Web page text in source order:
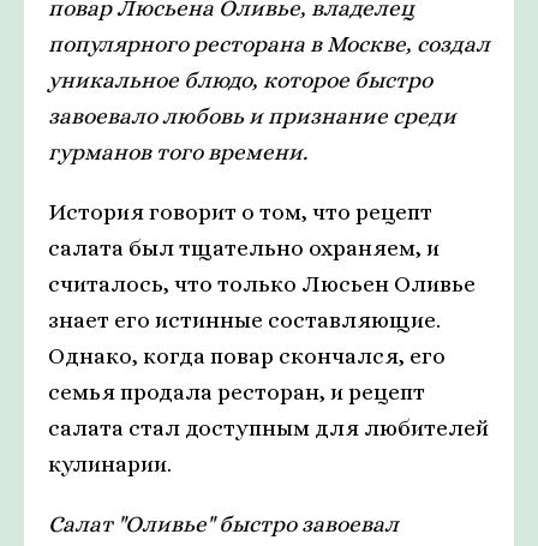
повар Люсьена Оливье, владелец
популярного ресторана в Москве, создал
уникальное блюдо, которое быстро
завоевало любовь и признание среди
гурманов того времени.
История говорит о том, что рецепт
салата был тщательно охраняем, и
считалось, что только Люсьен Оливье
знает его истинные составляющие.
Однако, когда повар скончался, его
семья продала ресторан, и рецепт
салата стал доступным для любителей
кулинарии.
Салат "Оливье" быстро завоевал